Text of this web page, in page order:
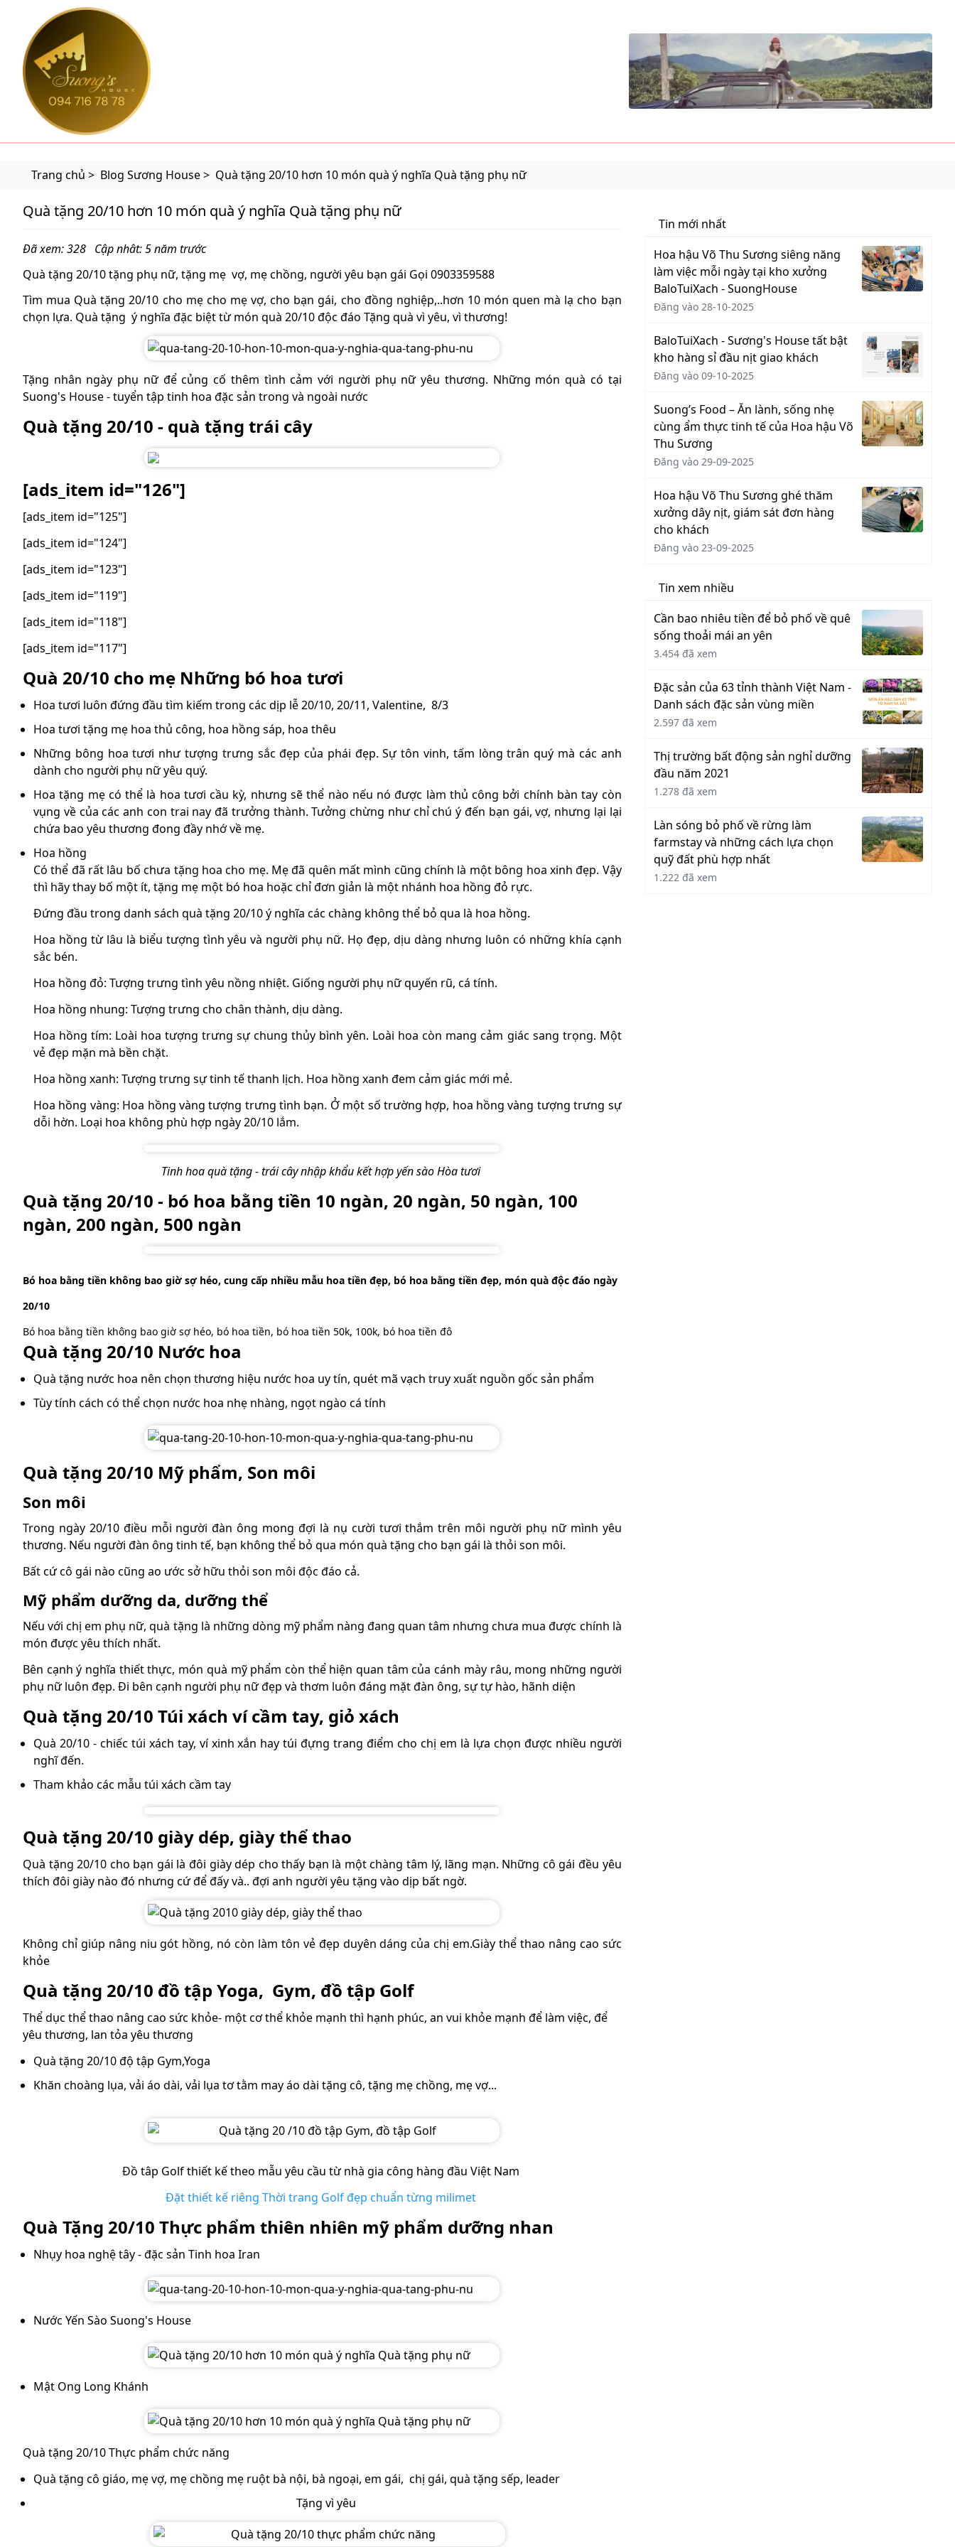
suonghouse.com
Trang chủ > Blog Sương House > Quà tặng 20/10 hơn 10 món quà ý nghĩa Quà tặng phụ nữ
Quà tặng 20/10 hơn 10 món quà ý nghĩa Quà tặng phụ nữ
Đã xem: 328 Cập nhât: 5 năm trước
Quà tặng 20/10 tặng phụ nữ, tặng mẹ vợ, mẹ chồng, người yêu bạn gái Gọi 0903359588
Tìm mua Quà tặng 20/10 cho mẹ cho mẹ vợ, cho bạn gái, cho đồng nghiệp,..hơn 10 món quen mà lạ cho bạn
chọn lựa. Quà tặng ý nghĩa đặc biệt từ món quà 20/10 độc đáo Tặng quà vì yêu, vì thương!
Tặng nhân ngày phụ nữ để củng cố thêm tình cảm với người phụ nữ yêu thương. Những món quà có tại
Suong's House - tuyển tập tinh hoa đặc sản trong và ngoài nước
Quà tặng 20/10 - quà tặng trái cây
[ads_item id="126"]
[ads_item id="125"]
[ads_item id="124"]
[ads_item id="123"]
[ads_item id="119"]
[ads_item id="118"]
[ads_item id="117"]
Quà 20/10 cho mẹ Những bó hoa tươi
Hoa tươi luôn đứng đầu tìm kiếm trong các dịp lễ 20/10, 20/11, Valentine, 8/3
Hoa tươi tặng mẹ hoa thủ công, hoa hồng sáp, hoa thêu
Những bông hoa tươi như tượng trưng sắc đẹp của phái đẹp. Sự tôn vinh, tấm lòng trân quý mà các anh
dành cho người phụ nữ yêu quý.
Hoa tặng mẹ có thể là hoa tươi cầu kỳ, nhưng sẽ thể nào nếu nó được làm thủ công bởi chính bàn tay còn
vụng về của các anh con trai nay đã trưởng thành. Tưởng chừng như chỉ chú ý đến bạn gái, vợ, nhưng lại lại
chứa bao yêu thương đong đầy nhớ về mẹ.
Hoa hồng
Có thể đã rất lâu bố chưa tặng hoa cho mẹ. Mẹ đã quên mất mình cũng chính là một bông hoa xinh đẹp. Vậy
thì hãy thay bố một ít, tặng mẹ một bó hoa hoặc chỉ đơn giản là một nhánh hoa hồng đỏ rực.
Đứng đầu trong danh sách quà tặng 20/10 ý nghĩa các chàng không thể bỏ qua là hoa hồng.
Hoa hồng từ lâu là biểu tượng tình yêu và người phụ nữ. Họ đẹp, dịu dàng nhưng luôn có những khía cạnh
sắc bén.
Hoa hồng đỏ: Tượng trưng tình yêu nồng nhiệt. Giống người phụ nữ quyến rũ, cá tính.
Hoa hồng nhung: Tượng trưng cho chân thành, dịu dàng.
Hoa hồng tím: Loài hoa tượng trưng sự chung thủy bình yên. Loài hoa còn mang cảm giác sang trọng. Một
vẻ đẹp mặn mà bền chặt.
Hoa hồng xanh: Tượng trưng sự tinh tế thanh lịch. Hoa hồng xanh đem cảm giác mới mẻ.
Hoa hồng vàng: Hoa hồng vàng tượng trưng tình bạn. Ở một số trường hợp, hoa hồng vàng tượng trưng sự
dỗi hờn. Loại hoa không phù hợp ngày 20/10 lắm.
Tinh hoa quà tặng - trái cây nhập khẩu kết hợp yến sào Hòa tươi
Quà tặng 20/10 - bó hoa bằng tiền 10 ngàn, 20 ngàn, 50 ngàn, 100
ngàn, 200 ngàn, 500 ngàn
Bó hoa bằng tiền không bao giờ sợ héo, cung cấp nhiều mẫu hoa tiền đẹp, bó hoa bằng tiền đẹp, món quà độc đáo ngày
20/10
Bó hoa bằng tiền không bao giờ sợ héo, bó hoa tiền, bó hoa tiền 50k, 100k, bó hoa tiền đô
Quà tặng 20/10 Nước hoa
Quà tặng nước hoa nên chọn thương hiệu nước hoa uy tín, quét mã vạch truy xuất nguồn gốc sản phẩm
Tùy tính cách có thể chọn nước hoa nhẹ nhàng, ngọt ngào cá tính
Quà tặng 20/10 Mỹ phẩm, Son môi
Son môi
Trong ngày 20/10 điều mỗi người đàn ông mong đợi là nụ cười tươi thắm trên môi người phụ nữ mình yêu
thương. Nếu người đàn ông tinh tế, bạn không thể bỏ qua món quà tặng cho bạn gái là thỏi son môi.
Bất cứ cô gái nào cũng ao ước sở hữu thỏi son môi độc đáo cả.
Mỹ phẩm dưỡng da, dưỡng thể
Nếu với chị em phụ nữ, quà tặng là những dòng mỹ phẩm nàng đang quan tâm nhưng chưa mua được chính là
món được yêu thích nhất.
Bên cạnh ý nghĩa thiết thực, món quà mỹ phẩm còn thể hiện quan tâm của cánh mày râu, mong những người
phụ nữ luôn đẹp. Đi bên cạnh người phụ nữ đẹp và thơm luôn đáng mặt đàn ông, sự tự hào, hãnh diện
Quà tặng 20/10 Túi xách ví cầm tay, giỏ xách
Quà 20/10 - chiếc túi xách tay, ví xinh xắn hay túi đựng trang điểm cho chị em là lựa chọn được nhiều người
nghĩ đến.
Tham khảo các mẫu túi xách cầm tay
Quà tặng 20/10 giày dép, giày thể thao
Quà tặng 20/10 cho bạn gái là đôi giày dép cho thấy bạn là một chàng tâm lý, lãng mạn. Những cô gái đều yêu
thích đôi giày nào đó nhưng cứ để đấy và.. đợi anh người yêu tặng vào dịp bất ngờ.
Không chỉ giúp nâng niu gót hồng, nó còn làm tôn vẻ đẹp duyên dáng của chị em.Giày thể thao nâng cao sức
khỏe
Quà tặng 20/10 đồ tập Yoga, Gym, đồ tập Golf
Thể dục thể thao nâng cao sức khỏe- một cơ thể khỏe mạnh thì hạnh phúc, an vui khỏe mạnh để làm việc, để
yêu thương, lan tỏa yêu thương
Quà tặng 20/10 độ tập Gym,Yoga
Khăn choàng lụa, vải áo dài, vải lụa tơ tằm may áo dài tặng cô, tặng mẹ chồng, mẹ vợ...
Đồ tâp Golf thiết kế theo mẫu yêu cầu từ nhà gia công hàng đầu Việt Nam
Đặt thiết kế riêng Thời trang Golf đẹp chuẩn từng milimet
Quà Tặng 20/10 Thực phẩm thiên nhiên mỹ phẩm dưỡng nhan
Nhụy hoa nghệ tây - đặc sản Tinh hoa Iran
Nước Yến Sào Suong's House
Mật Ong Long Khánh
Quà tặng 20/10 Thực phẩm chức năng
Quà tặng cô giáo, mẹ vợ, mẹ chồng mẹ ruột bà nội, bà ngoại, em gái, chị gái, quà tặng sếp, leader
Tặng vì yêu
Tin mới nhất
Hoa hậu Võ Thu Sương siêng năng
làm việc mỗi ngày tại kho xưởng
BaloTuiXach - SuongHouse
Đăng vào 28-10-2025
BaloTuiXach - Sương's House tất bật
kho hàng sỉ đầu nịt giao khách
Đăng vào 09-10-2025
Suong’s Food – Ăn lành, sống nhẹ
cùng ẩm thực tinh tế của Hoa hậu Võ
Thu Sương
Đăng vào 29-09-2025
Hoa hậu Võ Thu Sương ghé thăm
xưởng dây nịt, giám sát đơn hàng
cho khách
Đăng vào 23-09-2025
Tin xem nhiều
Cần bao nhiêu tiền để bỏ phố về quê
sống thoải mái an yên
3.454 đã xem
Đặc sản của 63 tỉnh thành Việt Nam -
Danh sách đặc sản vùng miền
2.597 đã xem
Thị trường bất động sản nghỉ dưỡng
đầu năm 2021
1.278 đã xem
Làn sóng bỏ phố về rừng làm
farmstay và những cách lựa chọn
quỹ đất phù hợp nhất
1.222 đã xem